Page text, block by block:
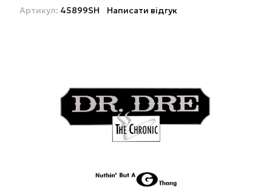
Артикул: 45899SH Написати відгук